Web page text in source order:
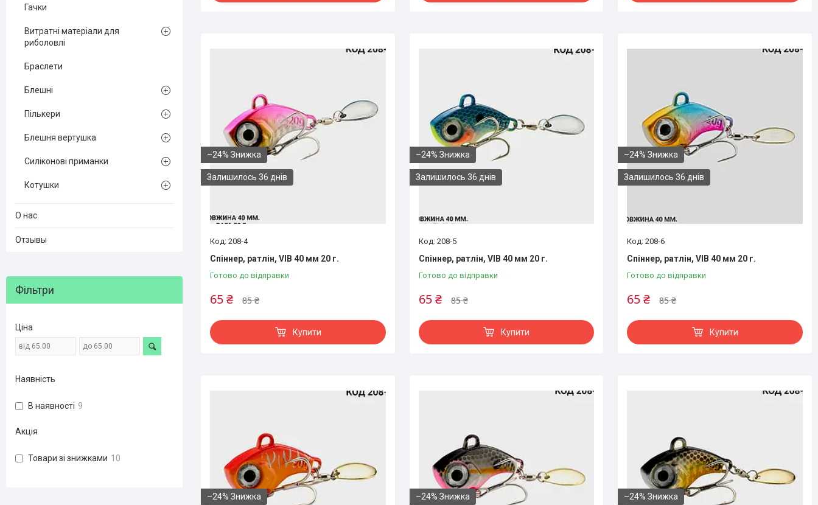
–24%
Залишилось 36 днів
208-4
Спіннер, ратлін, VIB 40 мм 20 г.
Готово до відправки
85 ₴
65 ₴
Купити
–24%
Залишилось 36 днів
208-5
Спіннер, ратлін, VIB 40 мм 20 г.
Готово до відправки
85 ₴
65 ₴
Купити
–24%
Залишилось 36 днів
208-6
Спіннер, ратлін, VIB 40 мм 20 г.
Готово до відправки
85 ₴
65 ₴
Купити
–24% –24% –24%
Гачки
Витратні матеріали для
риболовлі
Браслети
Блешні
Пількери
Блешня вертушка
Силіконові приманки
Котушки
О нас
Отзывы
Фільтри
Ціна
Наявність
В наявності 9
Акція
Товари зі знижками 10